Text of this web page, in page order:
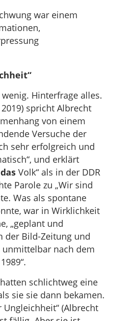
war einem
Hinterfrage alles.
spricht Albrecht
von einem
Versuche der
sehr erfolgreich und
und erklärt
das Volk“ als in der DDR
Parole zu „Wir sind
Was als spontane
war in Wirklichkeit
„geplant und
der Bild-Zeitung und
unmittelbar nach dem
schlichtweg eine
sie sie dann bekamen.
(Albrecht